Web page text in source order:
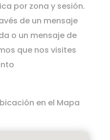
por zona y sesión.
de un mensaje
o un mensaje de
que nos visites
en el Mapa